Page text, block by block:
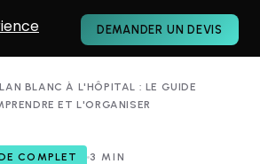
DEMANDER UN DEVIS
BLANC À L'HÔPITAL : LE GUIDE
ET L'ORGANISER
COMPLET 3 MIN